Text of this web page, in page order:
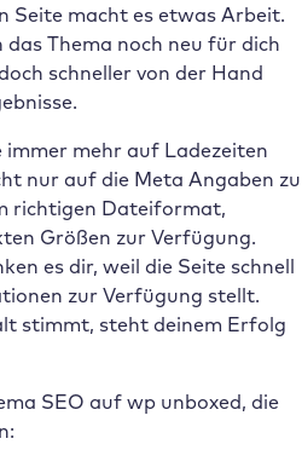
Seite macht es etwas Arbeit.
Thema noch neu für dich
schneller von der Hand
immer mehr auf Ladezeiten
nur auf die Meta Angaben zu
richtigen Dateiformat,
Größen zur Verfügung.
es dir, weil die Seite schnell
zur Verfügung stellt.
stimmt, steht deinem Erfolg
SEO auf wp unboxed, die